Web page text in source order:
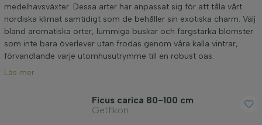
Växthöjd inkl. kruka (cm)
Stammens omkrets (cm)
medelhavsväxter. Dessa arter har anpassat sig för att tåla vårt
nordiska klimat samtidigt som de behåller sin exotiska charm. Välj
bland aromatiska örter, lummiga buskar och färgstarka blomster
som inte bara överlever utan frodas genom våra kalla vintrar,
förvandlande varje utomhusutrymme till en robust oas.
Läs mer
Ficus carica 80-100 cm
Getfikon